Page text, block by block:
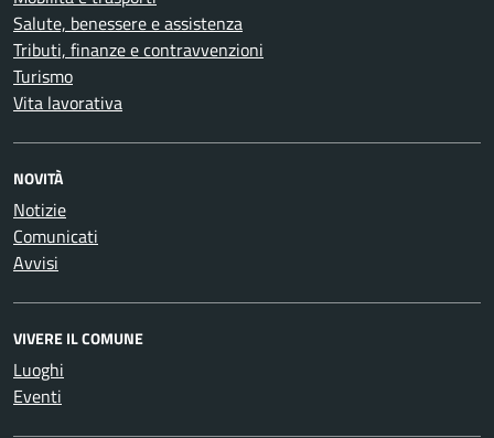
Salute, benessere e assistenza
Tributi, finanze e contravvenzioni
Turismo
Vita lavorativa
NOVITÀ
Notizie
Comunicati
Avvisi
VIVERE IL COMUNE
Luoghi
Eventi